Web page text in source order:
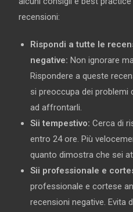
recensioni:
Rispondi a tutte le
negative: Non ignorare
Rispondere a queste
si preoccupa dei problemi
ad affrontarli.
Sii tempestivo: Cerca di
entro 24 ore. Più
quanto dimostra che sei
Sii professionale e
professionale e cortese
recensioni negative. Evita